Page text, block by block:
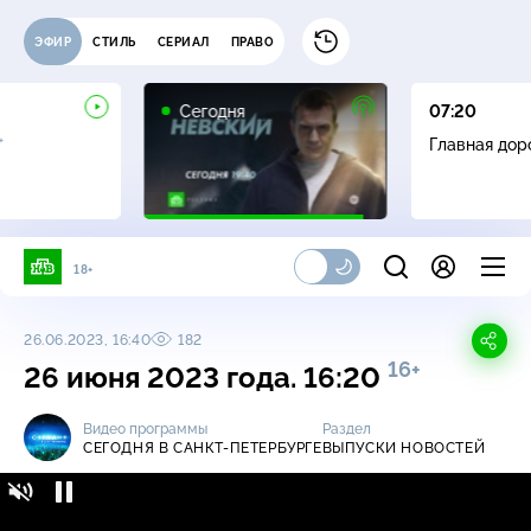
ЭФИР СТИЛЬ СЕРИАЛ ПРАВО
Сегодня
07:20
Главная
18+
26.06.2023, 16:40 182
26 июня 2023 года. 16:20 16+
Видео программы
СЕГОДНЯ В САНКТ-ПЕТЕРБУРГЕ
Раздел
ВЫПУСКИ НОВОСТЕЙ